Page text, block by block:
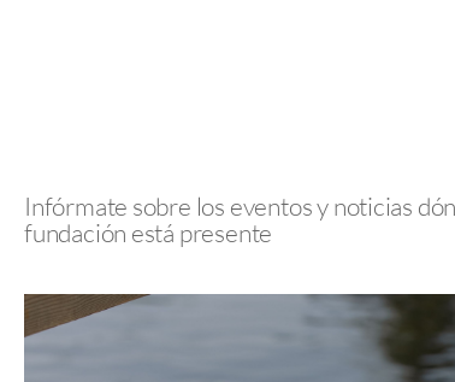
Infórmate sobre los eventos y noticias
fundación está presente